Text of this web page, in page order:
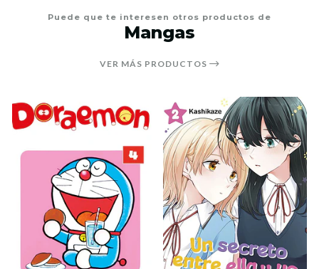
Puede que te interesen otros productos de
Mangas
VER MÁS PRODUCTOS